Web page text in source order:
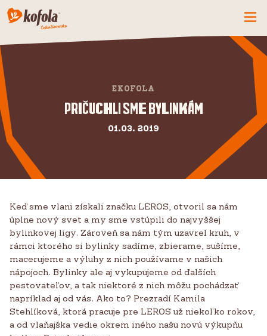
PRODUKTY
KONTAKTY
CZ SK EN
EKOFOLA
Pričuchli sme bylinkám
01.03. 2019
Keď sme vlani získali značku LEROS, otvoril sa nám
úplne nový svet a my sme vstúpili do najvyššej
bylinkovej ligy. Zároveň sa nám tým uzavrel kruh, v
rámci ktorého si bylinky sadíme, zbierame, sušíme,
macerujeme a výluhy z nich používame v našich
nápojoch. Bylinky ale aj vykupujeme od ďalších
pestovateľov, a tak niektoré z nich môžu pochádzať
napríklad aj od vás. Ako to? Prezradí Kamila
Stehlíková, ktorá pracuje pre LEROS už niekoľko rokov,
a od vlaňajška vedie okrem iného našu novú výkupňu